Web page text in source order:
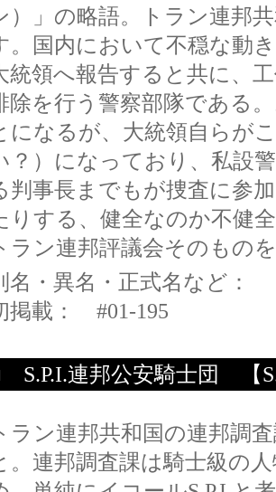
）」の略語。トラン連邦
。国内において不穏な動
統領へ報告すると共に、
除を行う警察部隊である
になるが、大統領自らが
？）になっており、私設
判事長までもが捜査に参
りする、健全なのか不健
ラン連邦評議会そのもの
名・異名・正式名など：
掲載： #01-195
S.P.I.連邦公安騎士団 【
ラン連邦共和国の連邦調
。連邦調査課は騎士級の